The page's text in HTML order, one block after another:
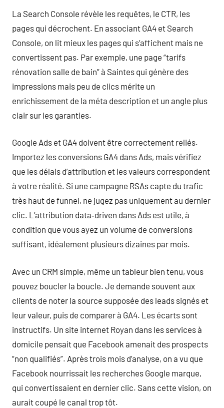
La Search Console révèle les requêtes, le CTR, les
pages qui décrochent. En associant GA4 et Search
Console, on lit mieux les pages qui s’affichent mais ne
convertissent pas. Par exemple, une page “tarifs
rénovation salle de bain” à Saintes qui génère des
impressions mais peu de clics mérite un
enrichissement de la méta description et un angle plus
clair sur les garanties.
Google Ads et GA4 doivent être correctement reliés.
Importez les conversions GA4 dans Ads, mais vérifiez
que les délais d’attribution et les valeurs correspondent
à votre réalité. Si une campagne RSAs capte du trafic
très haut de funnel, ne jugez pas uniquement au dernier
clic. L’attribution data‑driven dans Ads est utile, à
condition que vous ayez un volume de conversions
suffisant, idéalement plusieurs dizaines par mois.
Avec un CRM simple, même un tableur bien tenu, vous
pouvez boucler la boucle. Je demande souvent aux
clients de noter la source supposée des leads signés et
leur valeur, puis de comparer à GA4. Les écarts sont
instructifs. Un site internet Royan dans les services à
domicile pensait que Facebook amenait des prospects
“non qualifiés”. Après trois mois d’analyse, on a vu que
Facebook nourrissait les recherches Google marque,
qui convertissaient en dernier clic. Sans cette vision, on
aurait coupé le canal trop tôt.